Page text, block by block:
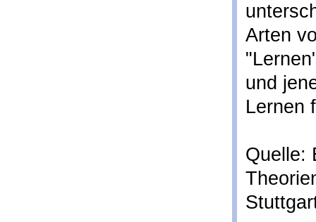
Arten
und
Lernen
Quelle: